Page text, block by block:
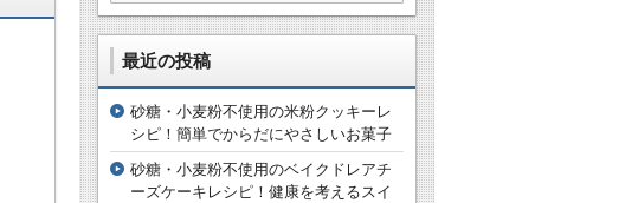
最近の投稿
砂糖・小麦粉不使用の米粉クッキーレ
シピ！簡単でからだにやさしいお菓子
砂糖・小麦粉不使用のベイクドレアチ
ーズケーキレシピ！健康を考えるスイ